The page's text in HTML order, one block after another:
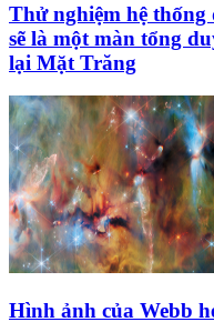
Thử nghiệm hệ
sẽ là một màn tổng
lại Mặt Trăng
Hình ảnh của Webb